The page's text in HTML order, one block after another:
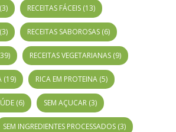
(3) RECEITAS FÁCEIS (13)
(3) RECEITAS SABOROSAS (6)
RECEITAS VEGETARIANAS (9)
(19) RICA EM PROTEINA (5)
(6) SEM AÇUCAR (3)
SEM INGREDIENTES PROCESSADOS (3)